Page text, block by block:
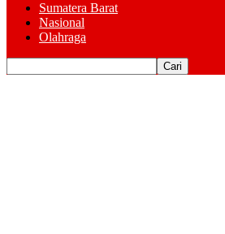
Sumatera Barat
Nasional
Olahraga